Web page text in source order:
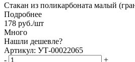
Стакан из поликарбоната малый
Подробнее
178 руб./шт
Много
Нашли дешевле?
Артикул: УТ-00022065
-
+